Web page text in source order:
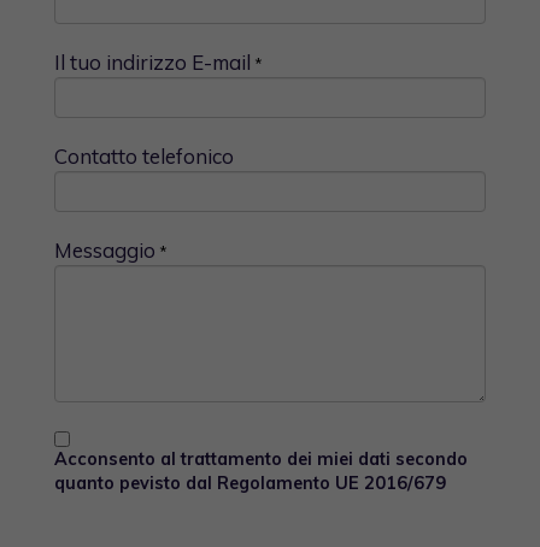
Il tuo indirizzo E-mail *
Contatto telefonico
Messaggio *
Acconsento al trattamento dei miei dati secondo
quanto pevisto dal Regolamento UE 2016/679